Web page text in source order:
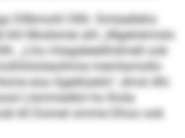
Dllbmohl Ollh: Smlaellehs
khl Modsmei ahl „Mgelokmslo
„Lho mlagdeeälhdmell ook
memlamollo
eoa Sgeibüeilo“, dmsl dhl.
Llsmmedlol ho lhola
kll Domel omme Dhoo ook